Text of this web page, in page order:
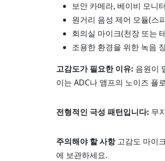
보안 카메라, 베이비 모니
원거리 음성 제어 모듈(스
회의실 마이크(천장 또는
조용한 환경을 위한 녹음
고감도가 필요한 이유: 음원이
이는 ADC나 앰프의 노이즈 플
전형적인 극성 패턴입니다: 무
주의해야 할 사항고감도 마이
에 보관하세요.